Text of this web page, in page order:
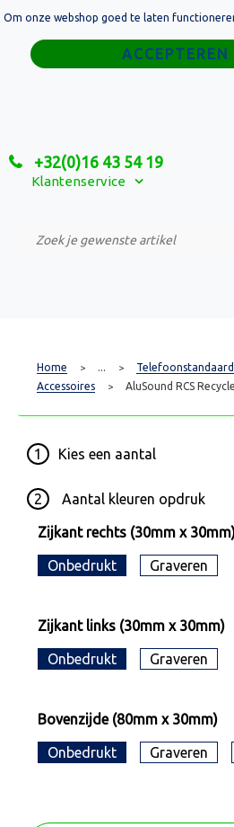
+32(0)16 43 54 19
Klantenservice
Home
Relatiegeschenken
Custom Made Projecten
Home > ... >
Accessoires > AluSound RCS
1 Kies een aantal
2 Aantal kleuren opdruk
Zijkant rechts (30mm x
Onbedrukt Graveren
Zijkant links (30mm x 30mm)
Onbedrukt Graveren
Bovenzijde (80mm x 30mm)
Onbedrukt Graveren
Om onze webshop goed te laten